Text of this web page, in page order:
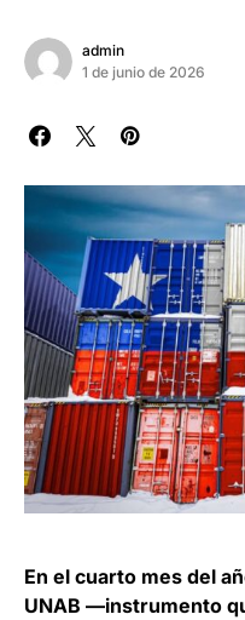
admin
1 de junio de 2026
En el cuarto mes del
UNAB —instrumento